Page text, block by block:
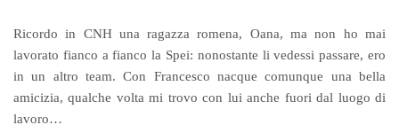
Ricordo in CNH una ragazza romena, Oana, ma non ho mai
lavorato fianco a fianco la Spei: nonostante li vedessi passare, ero
in un altro team. Con Francesco nacque comunque una bella
amicizia, qualche volta mi trovo con lui anche fuori dal luogo di
lavoro…